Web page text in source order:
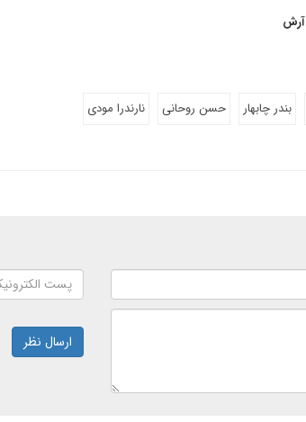
آرش
بندر چابهار حسن روحانی نارندرا مودی
ارسال نظر